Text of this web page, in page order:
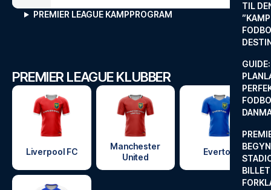
TIL
PREMIER LEAGUE KAMPPROGRAM
PREMIER LEAGUE KLUBBER
Liverpool FC
Manchester
United
Everton